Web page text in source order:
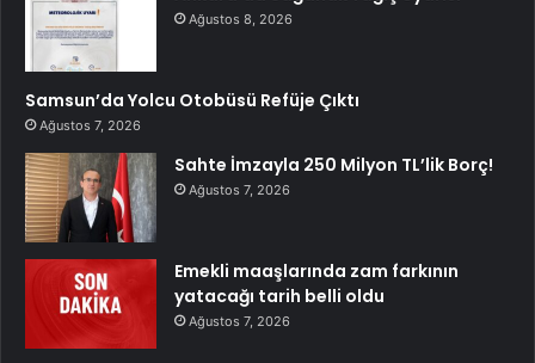
Ağustos 8, 2026
Samsun’da Yolcu Otobüsü Refüje Çıktı
Ağustos 7, 2026
Sahte İmzayla 250 Milyon TL’lik Borç!
Ağustos 7, 2026
Emekli maaşlarında zam farkının
yatacağı tarih belli oldu
Ağustos 7, 2026